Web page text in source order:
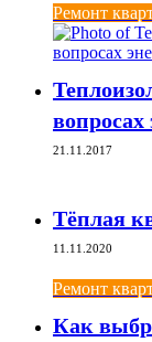
Ремонт
вопросах
21.11.2017
Тёплая
11.11.2020
Ремонт
Как